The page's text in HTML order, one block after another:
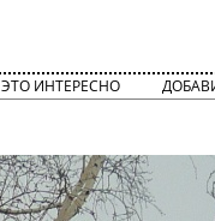
ЭТО ИНТЕРЕСНО